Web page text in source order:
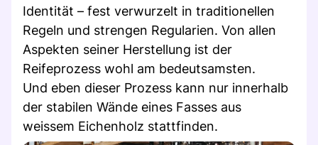
Identität – fest verwurzelt in traditionellen
Regeln und strengen Regularien. Von allen
Aspekten seiner Herstellung ist der
Reifeprozess wohl am bedeutsamsten.
Und eben dieser Prozess kann nur innerhalb
der stabilen Wände eines Fasses aus
weissem Eichenholz stattfinden.